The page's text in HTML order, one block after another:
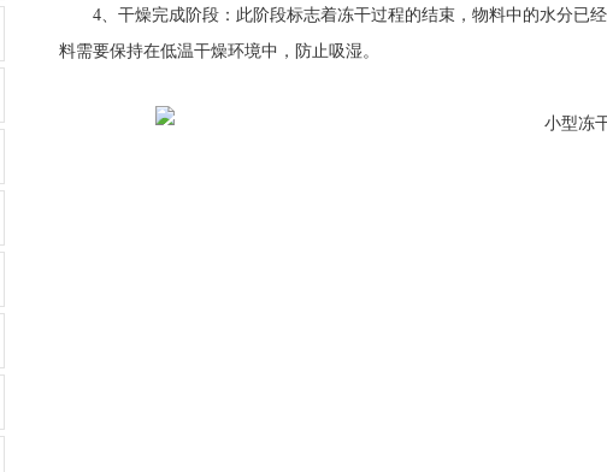
4、干燥完成阶段：此阶段标志着冻干过程的结束，物料中的水分已
料需要保持在低温干燥环境中，防止吸湿。